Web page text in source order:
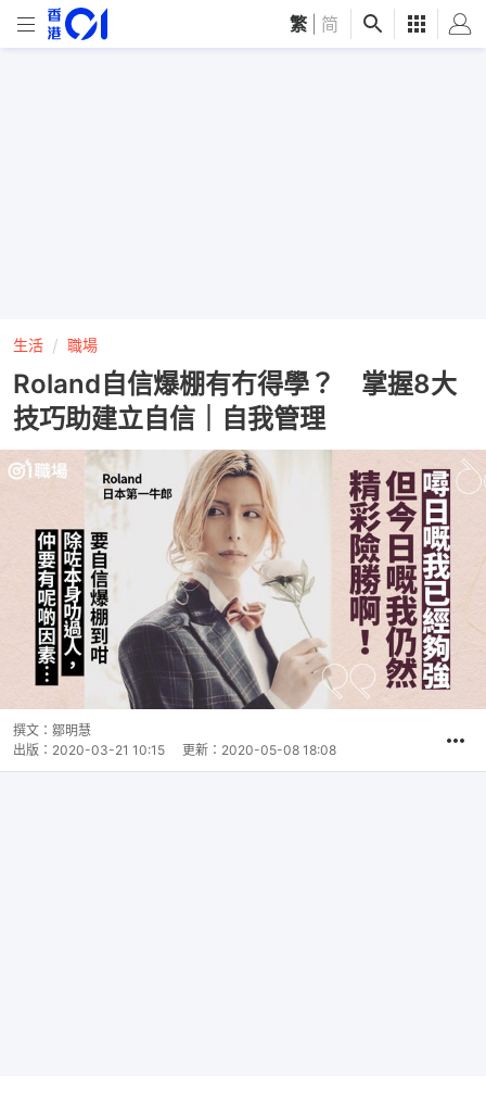
繁 简
生活 職場
Roland自信爆棚有冇得學？ 掌握8大
技巧助建立自信｜自我管理
撰文： 鄒明慧
出版： 2020-03-21 10:15 更新： 2020-05-08 18:08